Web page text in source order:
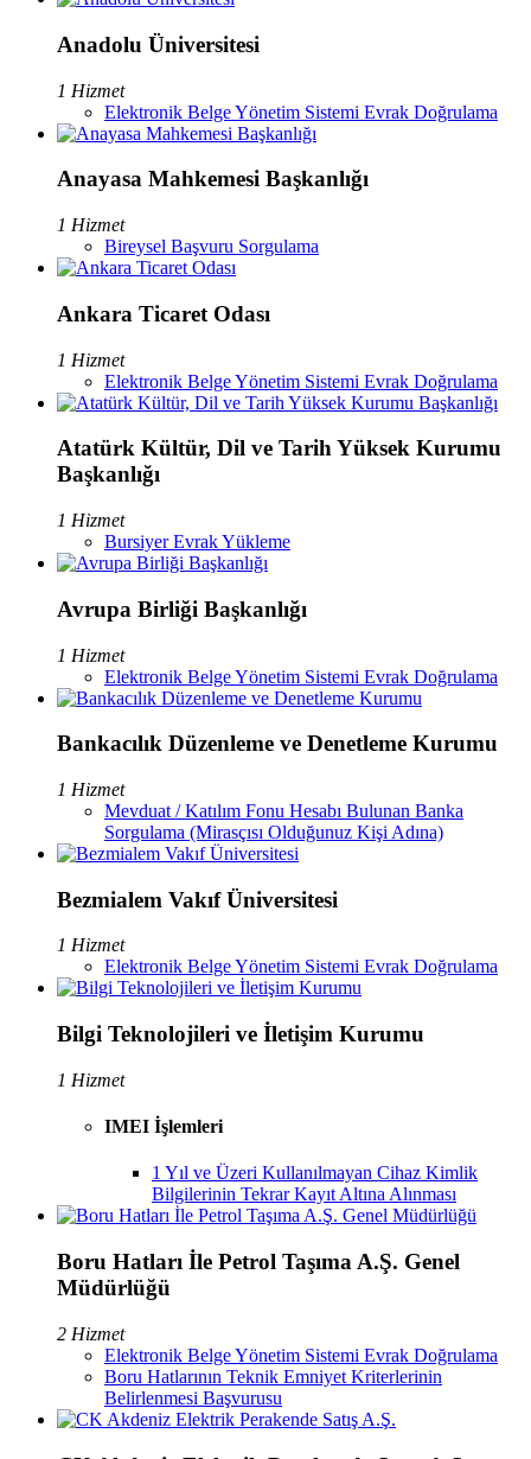
Anadolu Üniversitesi
1 Hizmet
Elektronik Belge Yönetim Sistemi Evrak Doğrulama
Anayasa Mahkemesi Başkanlığı
1 Hizmet
Bireysel Başvuru Sorgulama
Ankara Ticaret Odası
1 Hizmet
Elektronik Belge Yönetim Sistemi Evrak Doğrulama
Atatürk Kültür, Dil ve Tarih Yüksek Kurumu
Başkanlığı
1 Hizmet
Bursiyer Evrak Yükleme
Avrupa Birliği Başkanlığı
1 Hizmet
Elektronik Belge Yönetim Sistemi Evrak Doğrulama
Bankacılık Düzenleme ve Denetleme Kurumu
1 Hizmet
Mevduat / Katılım Fonu Hesabı Bulunan Banka
Sorgulama (Mirasçısı Olduğunuz Kişi Adına)
Bezmialem Vakıf Üniversitesi
1 Hizmet
Elektronik Belge Yönetim Sistemi Evrak Doğrulama
Bilgi Teknolojileri ve İletişim Kurumu
1 Hizmet
IMEI İşlemleri
1 Yıl ve Üzeri Kullanılmayan Cihaz Kimlik
Bilgilerinin Tekrar Kayıt Altına Alınması
Boru Hatları İle Petrol Taşıma A.Ş. Genel
Müdürlüğü
2 Hizmet
Elektronik Belge Yönetim Sistemi Evrak Doğrulama
Boru Hatlarının Teknik Emniyet Kriterlerinin
Belirlenmesi Başvurusu